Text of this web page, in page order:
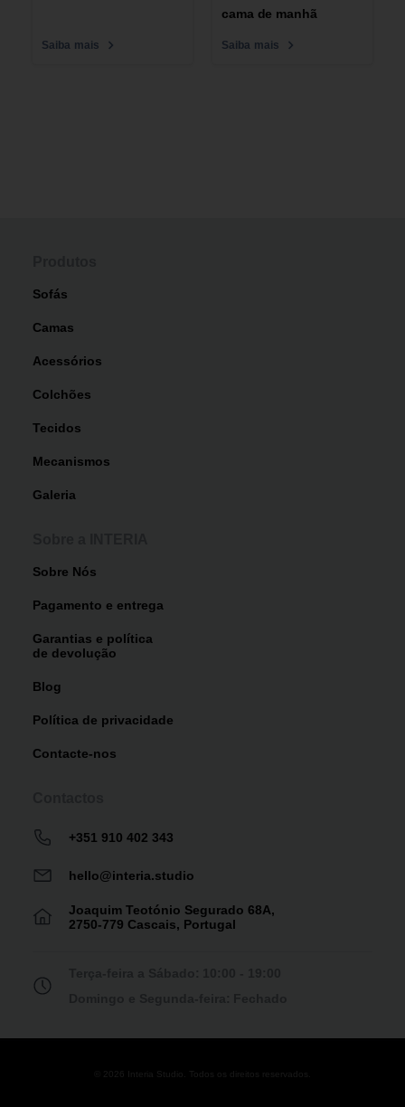
Saiba mais
cama de manhã
Saiba mais
Sofás
Camas
Acessórios
Colchões
Tecidos
Mecanismos
Galeria
Sobre Nós
Pagamento e entrega
Garantias e política
de devolução
Blog
Política de privacidade
Contacte-nos
+351 910 402 343
hello@interia.studio
Joaquim Teotónio Segurado 68A,
2750-779 Cascais, Portugal